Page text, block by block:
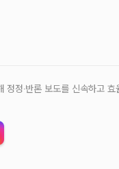
정‧반론 보도를 신속하고